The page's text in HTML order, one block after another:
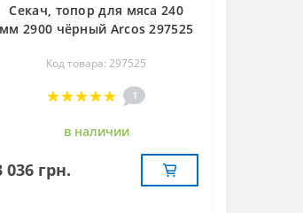
Секач, топор для мяса 240
мм 2900 чёрный Arcos 297525
Код товара: 297525
1
в наличии
036 грн.